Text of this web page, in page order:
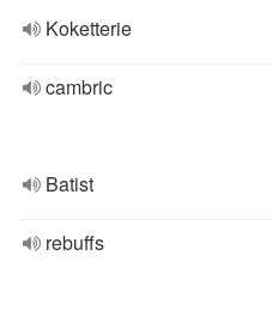
Koketterie
cambric
Batist
rebuffs